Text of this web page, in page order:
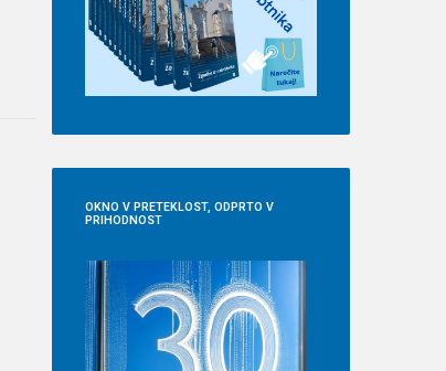
OKNO V PRETEKLOST, ODPRTO V
PRIHODNOST